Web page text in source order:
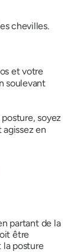
chevilles.
et votre
soulevant
soyez
en
partant de la
être
la posture